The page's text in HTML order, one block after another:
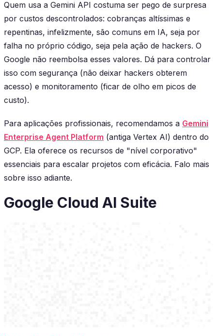
Quem usa a Gemini API costuma ser pego de surpresa
por custos descontrolados: cobranças altíssimas e
repentinas, infelizmente, são comuns em IA, seja por
falha no próprio código, seja pela ação de hackers. O
Google não reembolsa esses valores. Dá para controlar
isso com segurança (não deixar hackers obterem
acesso) e monitoramento (ficar de olho em picos de
custo).
Para aplicações profissionais, recomendamos a Gemini
Enterprise Agent Platform (antiga Vertex AI) dentro do
GCP. Ela oferece os recursos de "nível corporativo"
essenciais para escalar projetos com eficácia. Falo mais
sobre isso adiante.
Google Cloud AI Suite